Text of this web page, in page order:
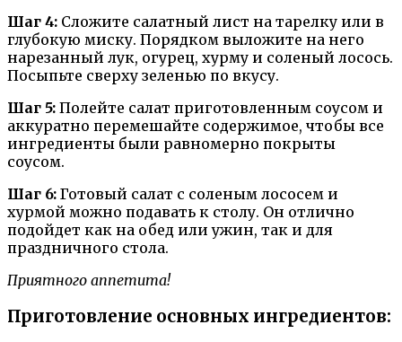
Шаг 4: Сложите салатный лист на тарелку или в
глубокую миску. Порядком выложите на него
нарезанный лук, огурец, хурму и соленый лосось.
Посыпьте сверху зеленью по вкусу.
Шаг 5: Полейте салат приготовленным соусом и
аккуратно перемешайте содержимое, чтобы все
ингредиенты были равномерно покрыты
соусом.
Шаг 6: Готовый салат с соленым лососем и
хурмой можно подавать к столу. Он отлично
подойдет как на обед или ужин, так и для
праздничного стола.
Приятного аппетита!
Приготовление основных ингредиентов: